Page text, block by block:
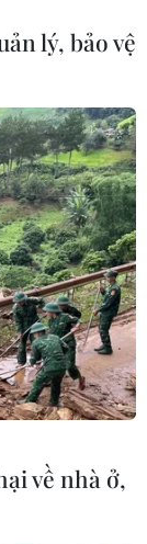
gia
Quốc hội
của
cuối cùng
lý, bảo vệ
về nhà ở,